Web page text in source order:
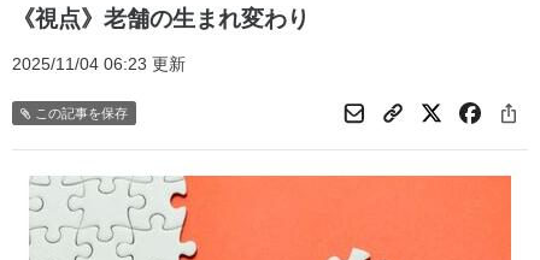
《視点》老舗の生まれ変わり
2025/11/04 06:23 更新
この記事を保存